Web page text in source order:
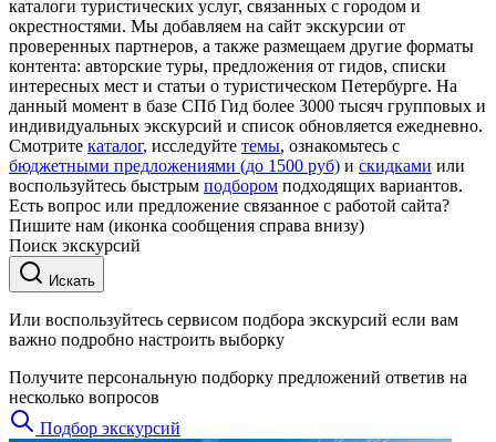
каталоги туристических услуг, связанных с городом и
окрестностями. Мы добавляем на сайт экскурсии от
проверенных партнеров, а также размещаем другие форматы
контента: авторские туры, предложения от гидов, списки
интересных мест и статьи о туристическом Петербурге. На
данный момент в базе СПб Гид более 3000 тысяч групповых и
индивидуальных экскурсий и список обновляется ежедневно.
Смотрите каталог, исследуйте темы, ознакомьтесь с
бюджетными предложениями (до 1500 руб) и скидками или
воспользуйтесь быстрым подбором подходящих вариантов.
Есть вопрос или предложение связанное с работой сайта?
Пишите нам (иконка сообщения справа внизу)
Поиск экскурсий
Искать
Или воспользуйтесь сервисом подбора экскурсий если вам
важно подробно настроить выборку
Получите персональную подборку предложений ответив на
несколько вопросов
Подбор экскурсий